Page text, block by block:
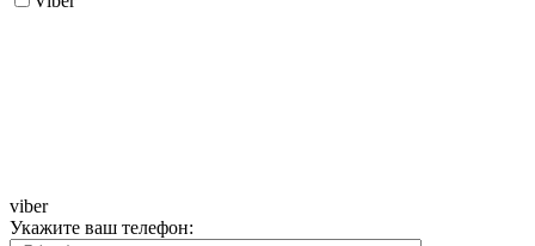
viber
Укажите ваш телефон: